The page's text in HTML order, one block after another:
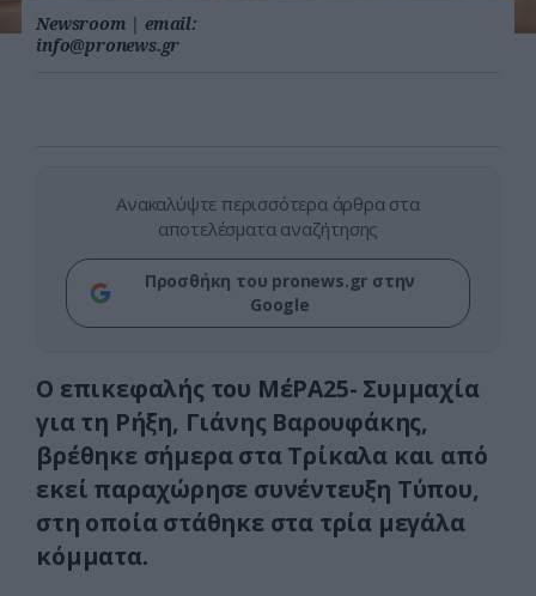
Newsroom | email:
info@pronews.gr
Ανακαλύψτε περισσότερα άρθρα στα
αποτελέσματα αναζήτησης
Προσθήκη του pronews.gr στην
Google
Ο επικεφαλής του ΜέΡΑ25- Συμμαχία
για τη Ρήξη, Γιάνης Βαρουφάκης,
βρέθηκε σήμερα στα Τρίκαλα και από
εκεί παραχώρησε συνέντευξη Τύπου,
στη οποία στάθηκε στα τρία μεγάλα
κόμματα.